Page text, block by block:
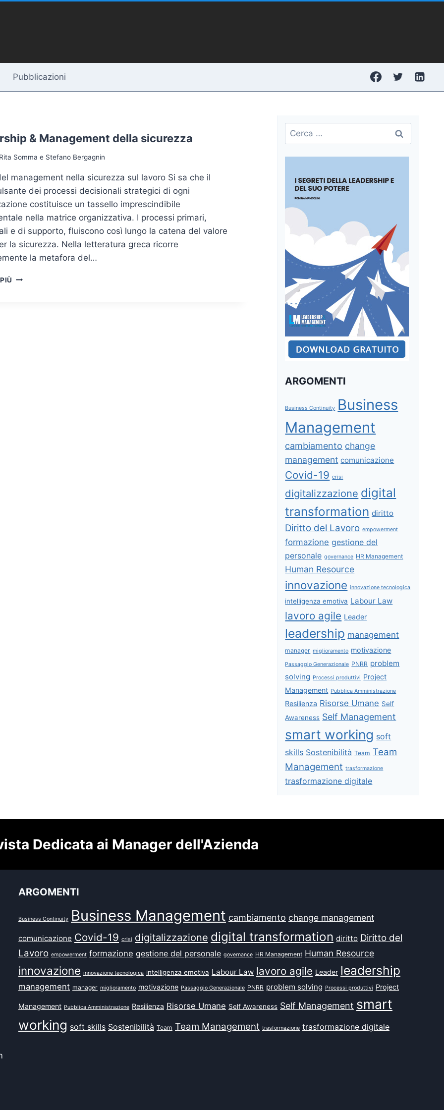
Pubblicazioni
& Management della sicurezza
Rita Somma e Stefano Bergagnin
management nella sicurezza sul lavoro Si sa che il
dei processi decisionali strategici di ogni
costituisce un tassello imprescindibile
nella matrice organizzativa. I processi primari,
e di supporto, fluiscono così lungo la catena del valore
la sicurezza. Nella letteratura greca ricorre
la metafora del…
LEADERSHIP
Ricerca
per:
ARGOMENTI
Business Continuity Business
Management
cambiamento change
management comunicazione
Covid-19 crisi
digitalizzazione digital
transformation diritto
Diritto del Lavoro empowerment
formazione gestione del
personale governance HR Management
Human Resource
innovazione innovazione tecnologica
intelligenza emotiva Labour Law
lavoro agile Leader
leadership management
manager miglioramento motivazione
Passaggio Generazionale PNRR problem
solving Processi produttivi Project
Management Pubblica Amministrazione
Resilienza Risorse Umane Self
Awareness Self Management
smart working soft
skills Sostenibilità Team Team
Management trasformazione
trasformazione digitale
Dedicata ai Manager dell'Azienda
ARGOMENTI
Business Continuity Business Management cambiamento change management
comunicazione Covid-19 crisi digitalizzazione digital transformation diritto Diritto del
Lavoro empowerment formazione gestione del personale governance HR Management Human Resource
innovazione innovazione tecnologica intelligenza emotiva Labour Law lavoro agile Leader leadership
management manager miglioramento motivazione Passaggio Generazionale PNRR problem solving Processi produttivi Project
Management Pubblica Amministrazione Resilienza Risorse Umane Self Awareness Self Management smart
working soft skills Sostenibilità Team Team Management trasformazione trasformazione digitale